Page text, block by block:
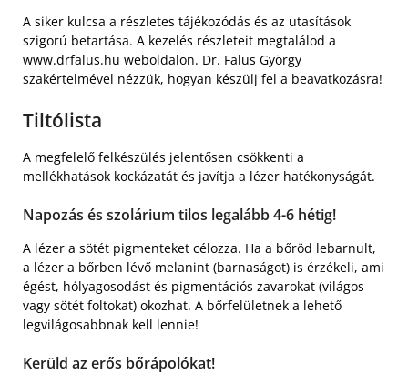
A siker kulcsa a részletes tájékozódás és az utasítások
szigorú betartása. A kezelés részleteit megtalálod a
www.drfalus.hu weboldalon. Dr. Falus György
szakértelmével nézzük, hogyan készülj fel a beavatkozásra!
Tiltólista
A megfelelő felkészülés jelentősen csökkenti a
mellékhatások kockázatát és javítja a lézer hatékonyságát.
Napozás és szolárium tilos legalább 4-6 hétig!
A lézer a sötét pigmenteket célozza. Ha a bőröd lebarnult,
a lézer a bőrben lévő melanint (barnaságot) is érzékeli, ami
égést, hólyagosodást és pigmentációs zavarokat (világos
vagy sötét foltokat) okozhat. A bőrfelületnek a lehető
legvilágosabbnak kell lennie!
Kerüld az erős bőrápolókat!